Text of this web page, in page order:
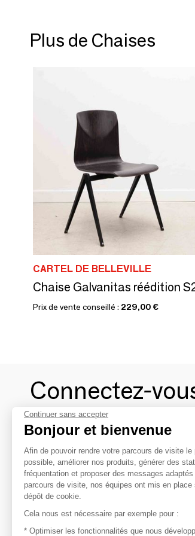
Plus de Chaises
CARTEL DE BELLEVILLE
Prix de vente conseillé : 229,00 €
Connectez-
contacter les
Afin de profiter au mieux de
avec vos marques préférées, créez-
Découvrir
Les produits de milliers de
Continuer sans accepter
Bonjour et bienvenue
Afin de pouvoir rendre votre parcours de visite le
possible, améliorer nos produits, générer des
fréquentation et proposer des messages
parcours de visite, nos équipes ont mis en
dépôt de cookie.
Cela nous est nécessaire par exemple pour :
* Optimiser les fonctionnalités que nous